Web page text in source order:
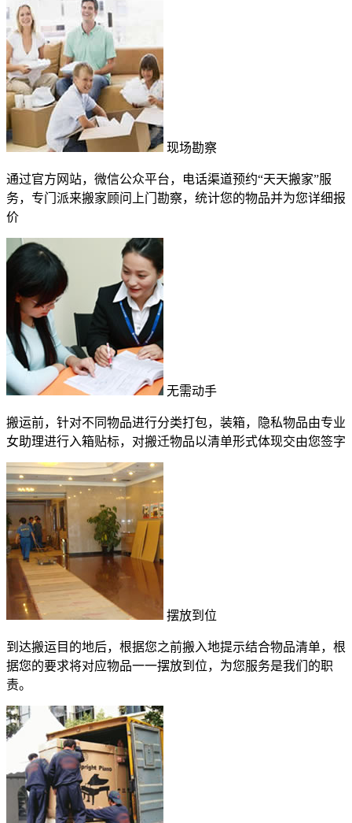
现场勘察
通过官方网站，微信公众平台，电话渠道预约“天天搬家”服
务，专门派来搬家顾问上门勘察，统计您的物品并为您详细报
价
无需动手
搬运前，针对不同物品进行分类打包，装箱，隐私物品由专业
女助理进行入箱贴标，对搬迁物品以清单形式体现交由您签字
摆放到位
到达搬运目的地后，根据您之前搬入地提示结合物品清单，根
据您的要求将对应物品一一摆放到位，为您服务是我们的职
责。